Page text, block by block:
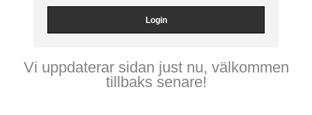
Vi uppdaterar sidan just nu, välkommen
tillbaks senare!